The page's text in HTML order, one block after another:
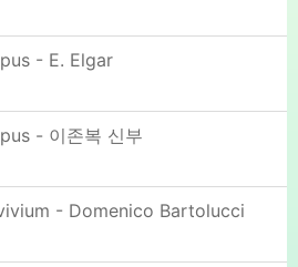
- E. Elgar
- 이존복 신부
- Domenico Bartolucci